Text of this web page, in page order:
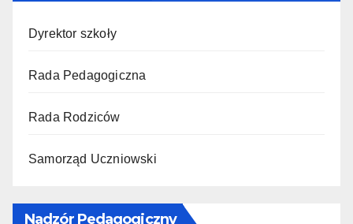
Dyrektor szkoły
Rada Pedagogiczna
Rada Rodziców
Samorząd Uczniowski
Nadzór Pedagogiczny